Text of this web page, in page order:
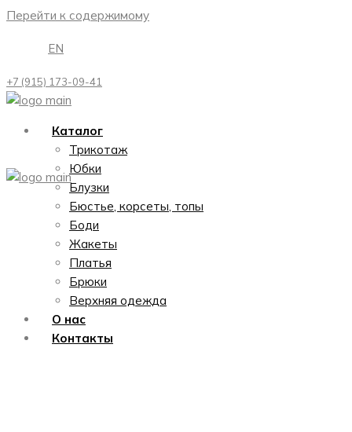
Перейти к содержимому
EN
+7 (915) 173-09-41
Каталог
Трикотаж
Юбки
Блузки
Бюстье, корсеты, топы
Боди
Жакеты
Платья
Брюки
Верхняя одежда
О нас
Контакты